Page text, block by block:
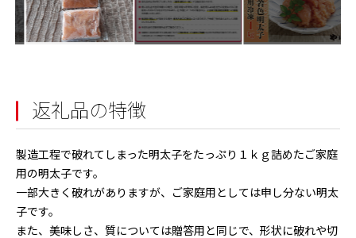
返礼品の特徴
製造工程で破れてしまった明太子をたっぷり１ｋｇ詰めたご家庭
用の明太子です。
一部大きく破れがありますが、ご家庭用としては申し分ない明太
子です。
また、美味しさ、質については贈答用と同じで、形状に破れや切